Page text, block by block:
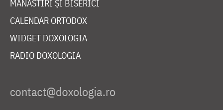
MĂNĂSTIRI ȘI BISERICI
CALENDAR ORTODOX
WIDGET DOXOLOGIA
RADIO DOXOLOGIA